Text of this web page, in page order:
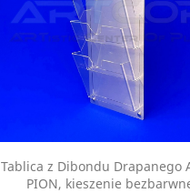
Tablica z Dibondu Drapanego
PION, kieszenie